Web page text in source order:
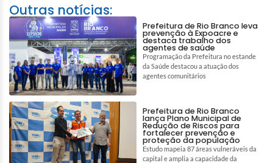
Outras notícias:
Prefeitura de Rio Branco leva
prevenção à Expoacre e
destaca trabalho dos
agentes de saúde
Programação da Prefeitura no estande
da Saúde destacou a atuação dos
agentes comunitários
Prefeitura de Rio Branco
lança Plano Municipal de
Redução de Riscos para
fortalecer prevenção e
proteção da população
Estudo mapeia 87 áreas vulneráveis da
capital e amplia a capacidade da